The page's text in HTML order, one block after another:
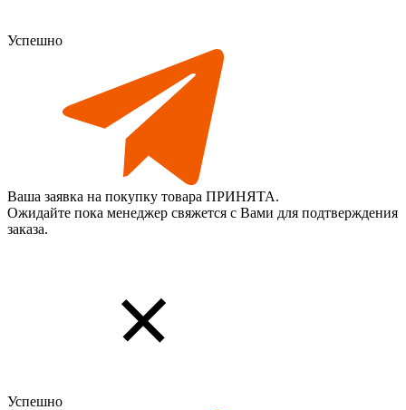
Успешно
Ваша заявка на покупку товара ПРИНЯТА.
Ожидайте пока менеджер свяжется с Вами для подтверждения
заказа.
Успешно